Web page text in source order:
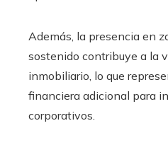
Además, la presencia en
sostenido contribuye a la
inmobiliario, lo que
financiera adicional para
corporativos.